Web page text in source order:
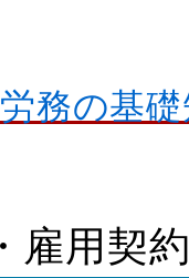
務の基
雇用契